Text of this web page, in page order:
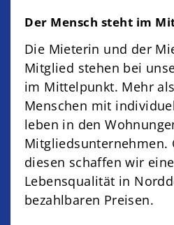
Der Mensch steht im
Die Mieterin und der
Mitglied stehen bei
im Mittelpunkt. Mehr
Menschen mit
leben in den
Mitgliedsunternehmen.
diesen schaffen wir
Lebensqualität in
bezahlbaren Preisen.